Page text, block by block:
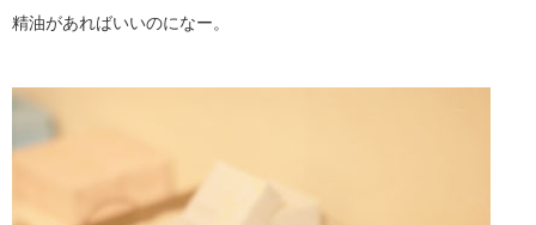
精油があればいいのになー。